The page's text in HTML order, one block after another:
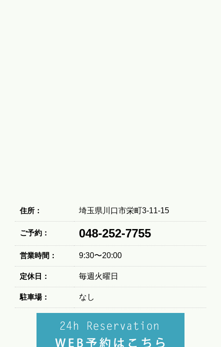
住所： 埼玉県川口市栄町3-11-15
ご予約： 048-252-7755
営業時間： 9:30〜20:00
定休日： 毎週火曜日
駐車場： なし